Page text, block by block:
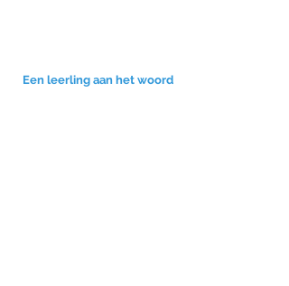
Een leerling aan het woord